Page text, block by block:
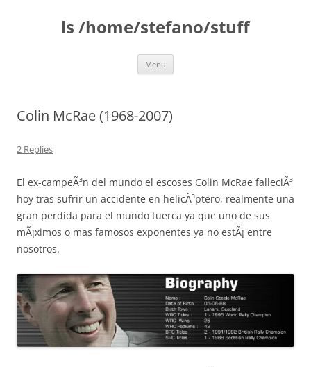
ls /home/stefano/stuff
Menu
Colin McRae (1968-2007)
2 Replies
El ex-campeÃ³n del mundo el escoses Colin McRae falleciÃ³
hoy tras sufrir un accidente en helicÃ³ptero, realmente una
gran perdida para el mundo tuerca ya que uno de sus
mÃ¡ximos o mas famosos exponentes ya no estÃ¡ entre
nosotros.